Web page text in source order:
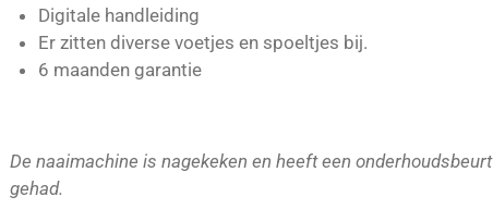
Digitale handleiding
Er zitten diverse voetjes en spoeltjes bij.
6 maanden garantie
De naaimachine is nagekeken en heeft een onderhoudsbeurt
gehad.